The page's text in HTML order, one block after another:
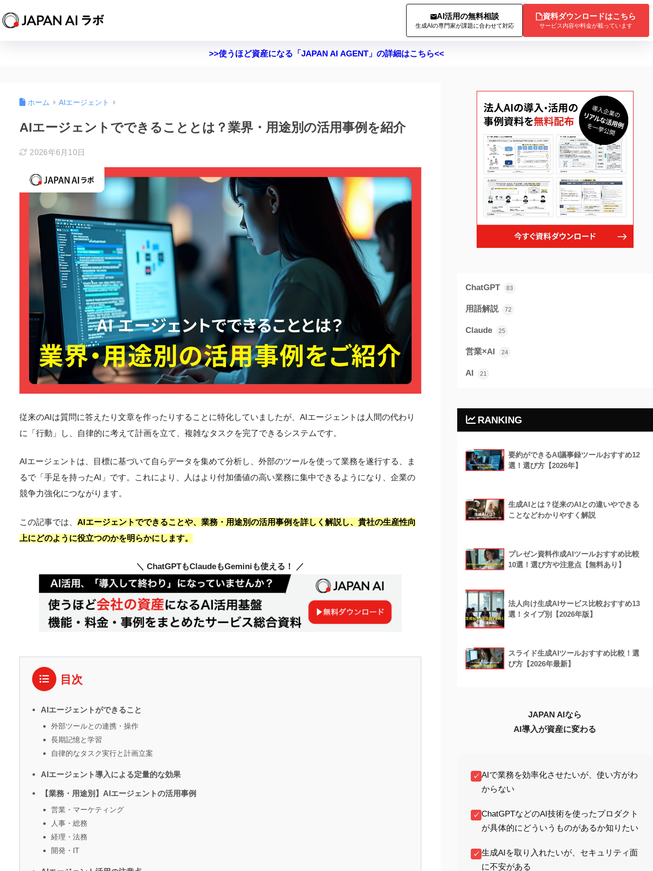
AI活用の無料相談
生成AIの専門家が課題に合わせて対応
資料ダウンロードはこちら
サービス内容や料金が載っています
>>使うほど資産になる「JAPAN AI AGENT」の詳細はこちら<<
ホーム AIエージェント
AIエージェントでできることとは？業界・用途別の活用事例を紹介
2026年6月10日
従来のAIは質問に答えたり文章を作ったりすることに特化していましたが、AIエージェントは人間の代わり
に「行動」し、自律的に考えて計画を立て、複雑なタスクを完了できるシステムです。
AIエージェントは、目標に基づいて自らデータを集めて分析し、外部のツールを使って業務を遂行する、ま
るで「手足を持ったAI」です。これにより、人はより付加価値の高い業務に集中できるようになり、企業の
競争力強化につながります。
この記事では、 AIエージェントでできることや、業務・用途別の活用事例を詳しく解説し、貴社の生産性向
上にどのように役立つのかを明らかにします。
＼ ChatGPTもClaudeもGeminiも使える！ ／
目次
AIエージェントができること
外部ツールとの連携・操作
長期記憶と学習
自律的なタスク実行と計画立案
AIエージェント導入による定量的な効果
【業務・用途別】AIエージェントの活用事例
営業・マーケティング
人事・総務
経理・法務
開発・IT
ChatGPT 83
用語解説 72
Claude 25
営業×AI 24
AI 21
RANKING
要約ができるAI議事録ツールおすすめ12
選！選び方【2026年】
生成AIとは？従来のAIとの違いやできる
ことなどわかりやすく解説
プレゼン資料作成AIツールおすすめ比較
10選！選び方や注意点【無料あり】
法人向け生成AIサービス比較おすすめ13
選！タイプ別【2026年版】
スライド生成AIツールおすすめ比較！選
び方【2026年最新】
JAPAN AIなら
AI導入が資産に変わる
✓ AIで業務を効率化させたいが、使い方がわ
からない
✓ ChatGPTなどのAI技術を使ったプロダクト
が具体的にどういうものがあるか知りたい
✓ 生成AIを取り入れたいが、セキュリティ面
に不安がある